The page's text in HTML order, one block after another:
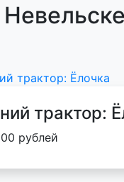
трактор:
рублей